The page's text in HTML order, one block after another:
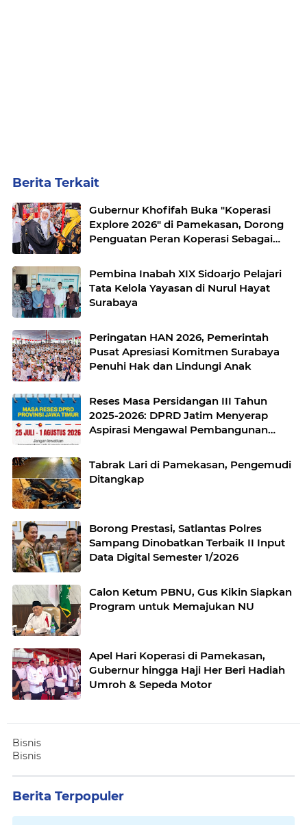
Berita Terkait
Gubernur Khofifah Buka "Koperasi
Explore 2026" di Pamekasan, Dorong
Penguatan Peran Koperasi Sebagai
Sekaligus Perluas Akses Promosi
Pelaku UMKM
Pembina Inabah XIX Sidoarjo Pelajari
Tata Kelola Yayasan di Nurul Hayat
Surabaya
Peringatan HAN 2026, Pemerintah
Pusat Apresiasi Komitmen Surabaya
Penuhi Hak dan Lindungi Anak
Reses Masa Persidangan III Tahun
2025-2026: DPRD Jatim Menyerap
Aspirasi Mengawal Pembangunan
Tabrak Lari di Pamekasan, Pengemudi
Ditangkap
Borong Prestasi, Satlantas Polres
Sampang Dinobatkan Terbaik II Input
Data Digital Semester 1/2026
Calon Ketum PBNU, Gus Kikin Siapkan
Program untuk Memajukan NU
Apel Hari Koperasi di Pamekasan,
Gubernur hingga Haji Her Beri Hadiah
Umroh & Sepeda Motor
Bisnis
Bisnis
Berita Terpopuler